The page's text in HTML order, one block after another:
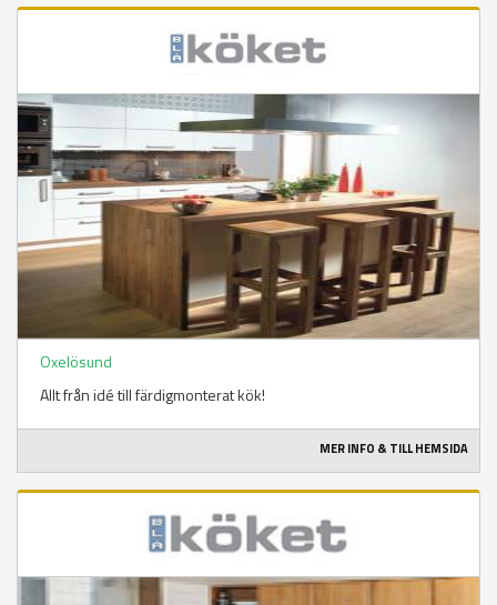
Oxelösund
Allt från idé till färdigmonterat kök!
MER INFO & TILL HEMSIDA